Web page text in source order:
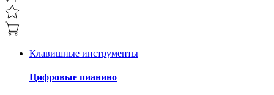
Клавишные инструменты
Цифровые пианино